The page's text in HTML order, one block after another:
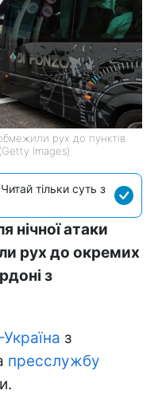
рух до пунктів
Images)
тільки суть з
нічної атаки
рух до окремих
з
з
пресслужбу